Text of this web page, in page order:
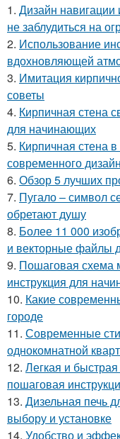
1. Дизайн навигации
не заблудиться на
2. Использование
вдохновляющей
3. Имитация
советы
4. Кирпичная стена
для начинающих
5. Кирпичная стена
современного
6. Обзор 5 лучших
7. Пугало – символ
обретают душу
8. Более 11 000
и векторные файлы
9. Пошаговая схема
инструкция для
10. Какие
городе
11. Современные
однокомнатной
12. Легкая и
пошаговая
13. Дизельная печь
выбору и установке
14. Удобство и